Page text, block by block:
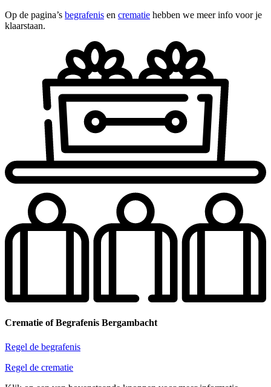
Op de pagina’s begrafenis en crematie hebben we meer info voor je
klaarstaan.
Crematie of Begrafenis Bergambacht
Regel de begrafenis
Regel de crematie